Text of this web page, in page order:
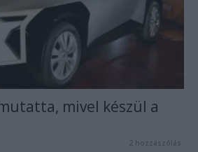
mivel készül a
2 hozzászólás